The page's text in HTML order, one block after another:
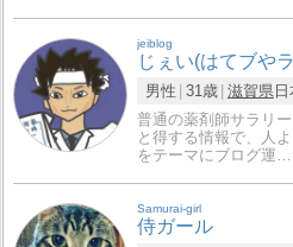
jeiblog
じぇい(はてブや
男性 31歳 滋賀県日
普通の薬剤師サラリ
と得する情報で、人
をテーマにブログ運…
Samurai-girl
侍ガール